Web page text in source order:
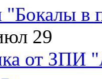
в
29
от ЗПИ